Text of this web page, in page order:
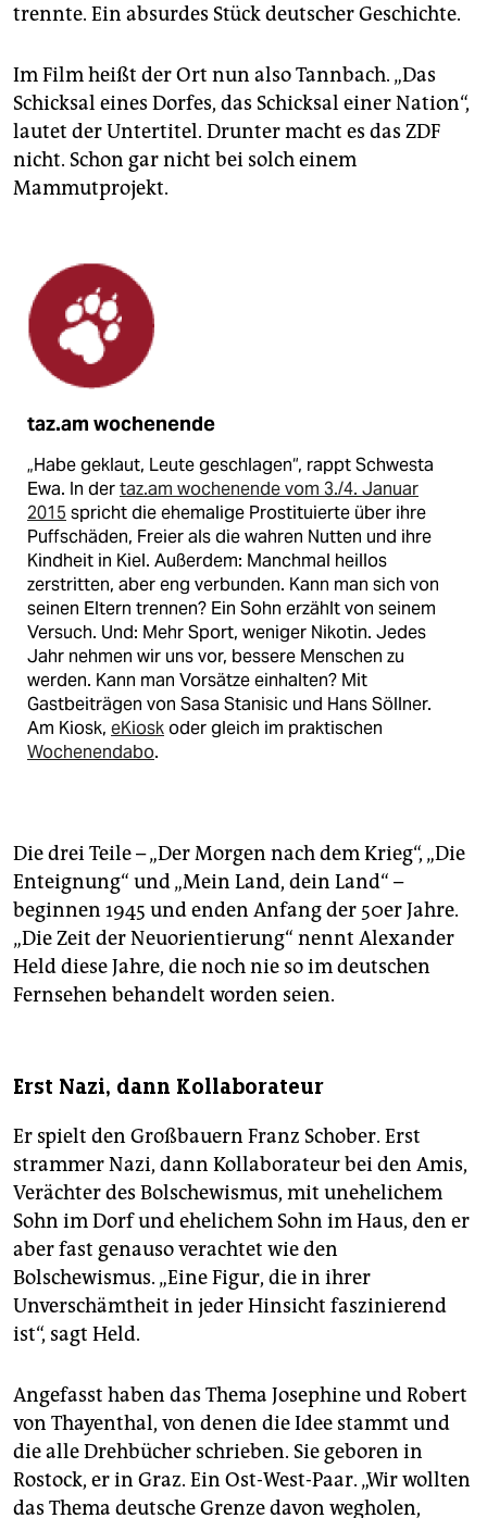
trennte. Ein absurdes Stück deutscher Geschichte.
Im Film heißt der Ort nun also Tannbach. „Das
Schicksal eines Dorfes, das Schicksal einer Nation“,
lautet der Untertitel. Drunter macht es das ZDF
nicht. Schon gar nicht bei solch einem
Mammutprojekt.
taz.am wochenende
„Habe geklaut, Leute geschlagen“, rappt Schwesta
Ewa. In dertaz.am wochenende vom 3./4. Januar
2015 spricht die ehemalige Prostituierte über ihre
Puffschäden, Freier als die wahren Nutten und ihre
Kindheit in Kiel. Außerdem: Manchmal heillos
zerstritten, aber eng verbunden. Kann man sich von
seinen Eltern trennen? Ein Sohn erzählt von seinem
Versuch. Und: Mehr Sport, weniger Nikotin. Jedes
Jahr nehmen wir uns vor, bessere Menschen zu
werden. Kann man Vorsätze einhalten? Mit
Gastbeiträgen von Sasa Stanisic und Hans Söllner.
Am Kiosk, eKioskoder gleich im praktischen
Wochenendabo.
Die drei Teile – „Der Morgen nach dem Krieg“, „Die
Enteignung“ und „Mein Land, dein Land“ –
beginnen 1945 und enden Anfang der 50er Jahre.
„Die Zeit der Neuorientierung“ nennt Alexander
Held diese Jahre, die noch nie so im deutschen
Fernsehen behandelt worden seien.
Erst Nazi, dann Kollaborateur
Er spielt den Großbauern Franz Schober. Erst
strammer Nazi, dann Kollaborateur bei den Amis,
Verächter des Bolschewismus, mit unehelichem
Sohn im Dorf und ehelichem Sohn im Haus, den er
aber fast genauso verachtet wie den
Bolschewismus. „Eine Figur, die in ihrer
Unverschämtheit in jeder Hinsicht faszinierend
ist“, sagt Held.
Angefasst haben das Thema Josephine und Robert
von Thayenthal, von denen die Idee stammt und
die alle Drehbücher schrieben. Sie geboren in
Rostock, er in Graz. Ein Ost-West-Paar. „Wir wollten
das Thema deutsche Grenze davon wegholen,